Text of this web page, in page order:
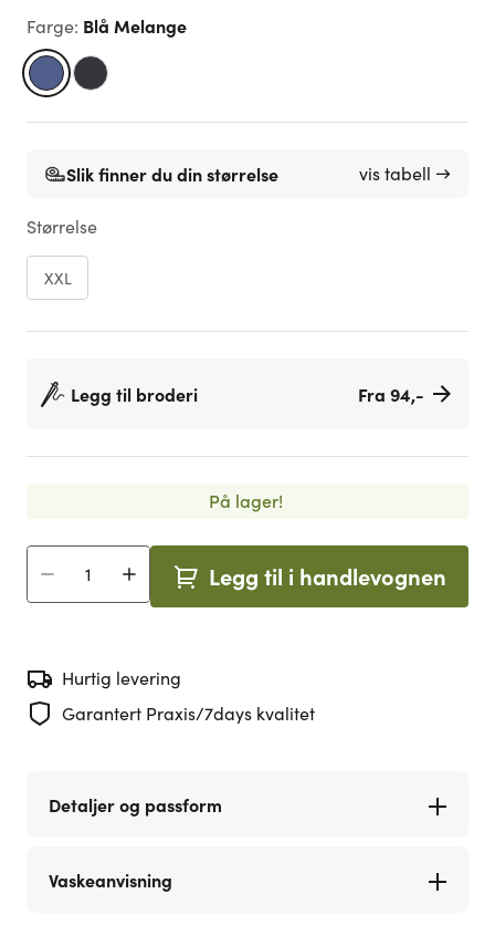
Farge: Blå Melange
Slik finner du din størrelse vis tabell →
Størrelse
XXL
Legg til broderi Fra 94,-
På lager!
Antall Legg til i handlevognen
Hurtig levering
Garantert Praxis/7days kvalitet
Detaljer og passform
Vaskeanvisning